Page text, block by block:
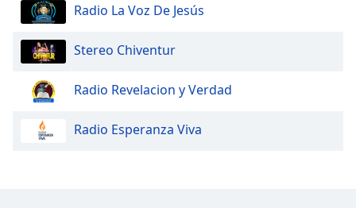
Radio La Voz De Jesús
Stereo Chiventur
Radio Revelacion y Verdad
Radio Esperanza Viva